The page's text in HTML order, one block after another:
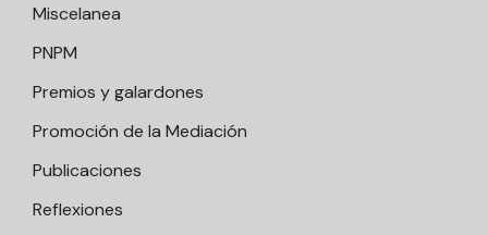
Miscelanea
PNPM
Premios y galardones
Promoción de la Mediación
Publicaciones
Reflexiones